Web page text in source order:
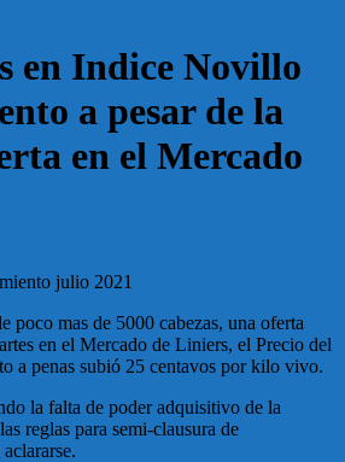
en Indice Novillo
a pesar de la
en el Mercado
poco mas de 5000 cabezas, una oferta
en el Mercado de Liniers, el Precio del
a penas subió 25 centavos por kilo vivo.
la falta de poder adquisitivo de la
reglas para semi-clausura de